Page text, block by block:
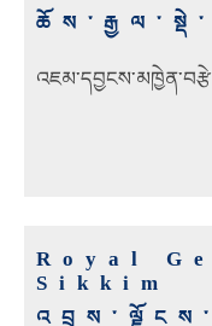
Royal
Sikkim